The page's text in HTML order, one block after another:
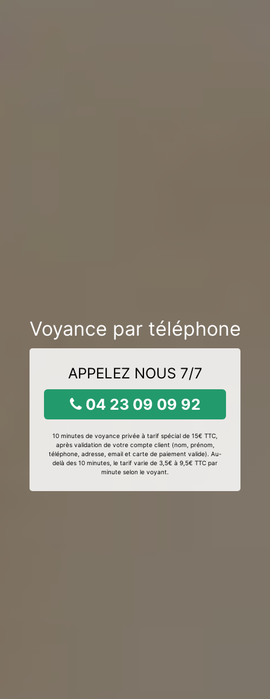
Voyance par téléphone
APPELEZ NOUS 7/7
04 23 09 09 92
10 minutes de voyance privée à tarif spécial de 15€ TTC,
après validation de votre compte client (nom, prénom,
téléphone, adresse, email et carte de paiement valide). Au-
delà des 10 minutes, le tarif varie de 3,5€ à 9,5€ TTC par
minute selon le voyant.